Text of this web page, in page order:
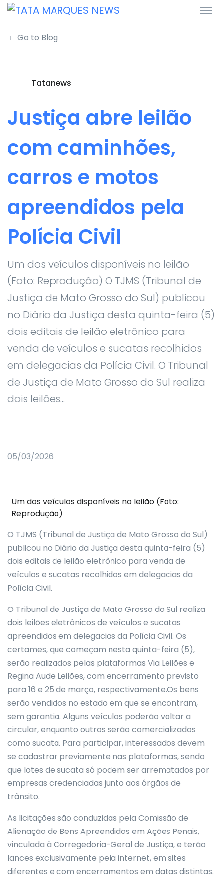
Go to Blog
Tatanews
Justiça abre leilão
com caminhões,
carros e motos
apreendidos pela
Polícia Civil
Um dos veículos disponíveis no leilão
(Foto: Reprodução) O TJMS (Tribunal de
Justiça de Mato Grosso do Sul) publicou
no Diário da Justiça desta quinta-feira (5)
dois editais de leilão eletrônico para
venda de veículos e sucatas recolhidos
em delegacias da Polícia Civil. O Tribunal
de Justiça de Mato Grosso do Sul realiza
dois leilões...
05/03/2026
Um dos veículos disponíveis no leilão (Foto:
Reprodução)
O TJMS (Tribunal de Justiça de Mato Grosso do Sul)
publicou no Diário da Justiça desta quinta-feira (5)
dois editais de leilão eletrônico para venda de
veículos e sucatas recolhidos em delegacias da
Polícia Civil.
O Tribunal de Justiça de Mato Grosso do Sul realiza
dois leilões eletrônicos de veículos e sucatas
apreendidos em delegacias da Polícia Civil. Os
certames, que começam nesta quinta-feira (5),
serão realizados pelas plataformas Via Leilões e
Regina Aude Leilões, com encerramento previsto
para 16 e 25 de março, respectivamente.Os bens
serão vendidos no estado em que se encontram,
sem garantia. Alguns veículos poderão voltar a
circular, enquanto outros serão comercializados
como sucata. Para participar, interessados devem
se cadastrar previamente nas plataformas, sendo
que lotes de sucata só podem ser arrematados por
empresas credenciadas junto aos órgãos de
trânsito.
As licitações são conduzidas pela Comissão de
Alienação de Bens Apreendidos em Ações Penais,
vinculada à Corregedoria-Geral de Justiça, e terão
lances exclusivamente pela internet, em sites
diferentes e com encerramentos em datas distintas.